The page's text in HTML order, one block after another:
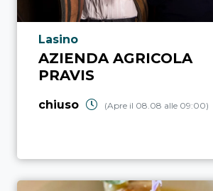
Località punto di interesse
Lasino
AZIENDA AGRICOLA
PRAVIS
chiuso (Apre il 08.08 alle 09:00)